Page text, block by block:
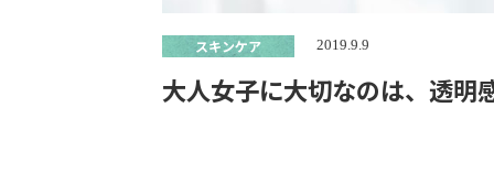
スキンケア 2019.9.9
大人女子に大切なのは、透明